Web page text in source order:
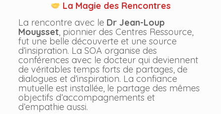
La Magie des Rencontres
La rencontre avec le Dr Jean-Loup
Mouysset, pionnier des Centres Ressource,
fut une belle découverte et une source
d’insipration. La SOA organise des
conférences avec le docteur qui deviennent
de véritables temps forts de partages, de
dialogues et d’inspiration. La confiance
mutuelle est installée, le partage des mêmes
objectifs d’accompagnements et
d’empathie aussi.